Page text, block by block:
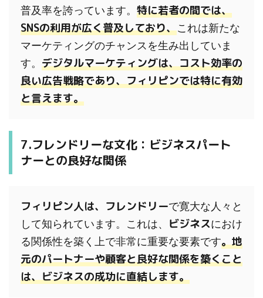
普及率を誇っています。 特に若者の間では、
SNSの利用が広く普及しており、これは新たな
マーケティングのチャンスを生み出していま
す。 デジタルマーケティングは、コスト効率の
良い広告戦略であり、フィリピンでは特に有効
と言えます。
7.フレンドリーな文化：ビジネスパート
ナーとの良好な関係
フィリピン人は、フレンドリーで寛大な人々と
して知られています。これは、 ビジネスにおけ
る関係性を築く上で非常に重要な要素です。地
元のパートナーや顧客と良好な関係を築くこと
は、ビジネスの成功に直結します。